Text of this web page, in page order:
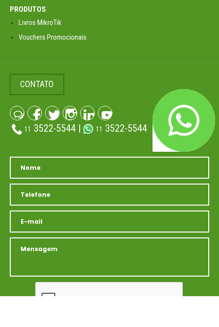
PRODUTOS
Livros MikroTik
Vouchers Promocionais
CONTATO
11 3522-5544 | 11 3522-5544
(atendimento whatsapp)